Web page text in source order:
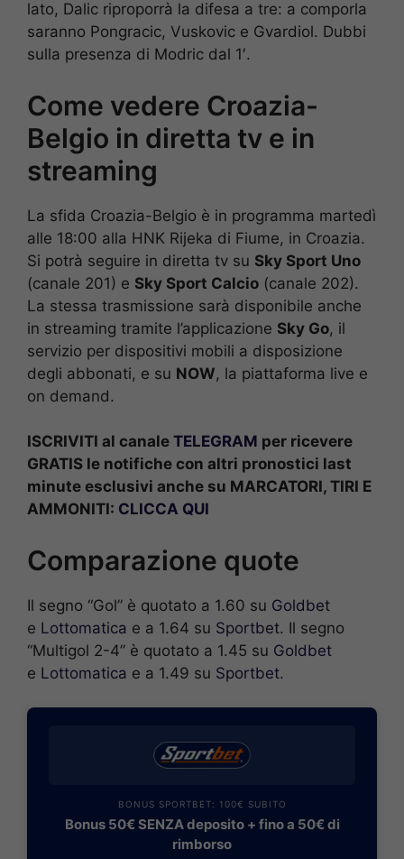
lato, Dalic riproporrà la difesa a tre: a comporla
saranno Pongracic, Vuskovic e Gvardiol. Dubbi
sulla presenza di Modric dal 1′.
Come vedere Croazia-
Belgio in diretta tv e in
streaming
La sfida Croazia-Belgio è in programma martedì
alle 18:00 alla HNK Rijeka di Fiume, in Croazia.
Si potrà seguire in diretta tv su Sky Sport Uno
(canale 201) e Sky Sport Calcio (canale 202).
La stessa trasmissione sarà disponibile anche
in streaming tramite l’applicazione Sky Go, il
servizio per dispositivi mobili a disposizione
degli abbonati, e su NOW, la piattaforma live e
on demand.
ISCRIVITI al canale TELEGRAM per ricevere
GRATIS le notifiche con altri pronostici last
minute esclusivi anche su MARCATORI, TIRI E
AMMONITI: CLICCA QUI
Comparazione quote
Il segno “Gol” è quotato a 1.60 su Goldbet
e Lottomatica e a 1.64 su Sportbet. Il segno
“Multigol 2-4” è quotato a 1.45 su Goldbet
e Lottomatica e a 1.49 su Sportbet.
BONUS SPORTBET: 100€ SUBITO
Bonus 50€ SENZA deposito + fino a 50€ di
rimborso